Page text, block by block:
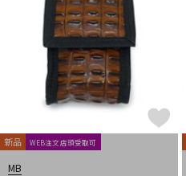
新品 WEB注文店頭受取可
MB